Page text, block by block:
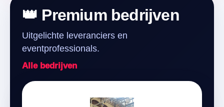
👑 Premium bedrijven
Uitgelichte leveranciers en
eventprofessionals.
Alle bedrijven